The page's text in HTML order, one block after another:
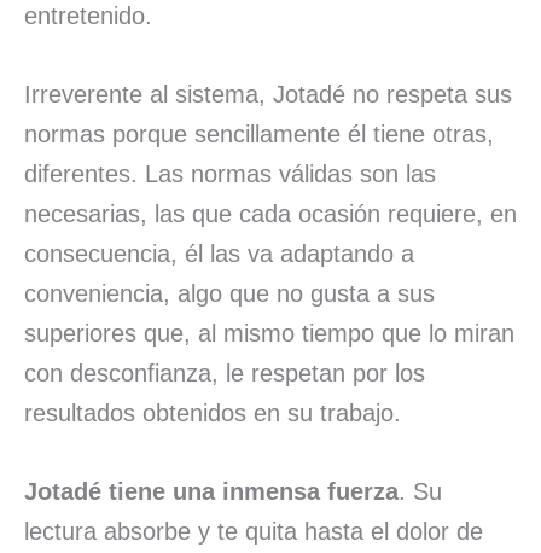
entretenido.
Irreverente al sistema, Jotadé no respeta sus
normas porque sencillamente él tiene otras,
diferentes. Las normas válidas son las
necesarias, las que cada ocasión requiere, en
consecuencia, él las va adaptando a
conveniencia, algo que no gusta a sus
superiores que, al mismo tiempo que lo miran
con desconfianza, le respetan por los
resultados obtenidos en su trabajo.
Jotadé tiene una inmensa fuerza. Su
lectura absorbe y te quita hasta el dolor de